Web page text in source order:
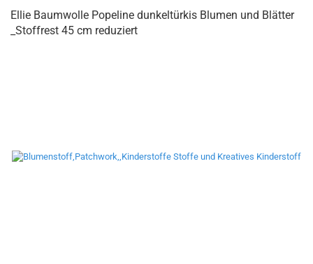
Ellie Baumwolle Popeline dunkeltürkis Blumen und Blätter
_Stoffrest 45 cm reduziert